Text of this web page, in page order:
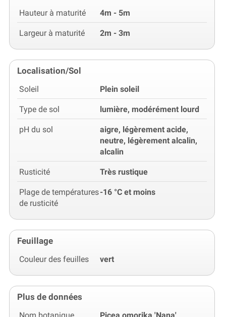
Hauteur à maturité 4m - 5m
Largeur à maturité 2m - 3m
Localisation/Sol
Soleil Plein soleil
Type de sol lumière, modérément lourd
pH du sol
aigre, légèrement acide,
neutre, légèrement alcalin,
alcalin
Rusticité Très rustique
Plage de températures
de rusticité
-16 °C et moins
Feuillage
Couleur des feuilles vert
Plus de données